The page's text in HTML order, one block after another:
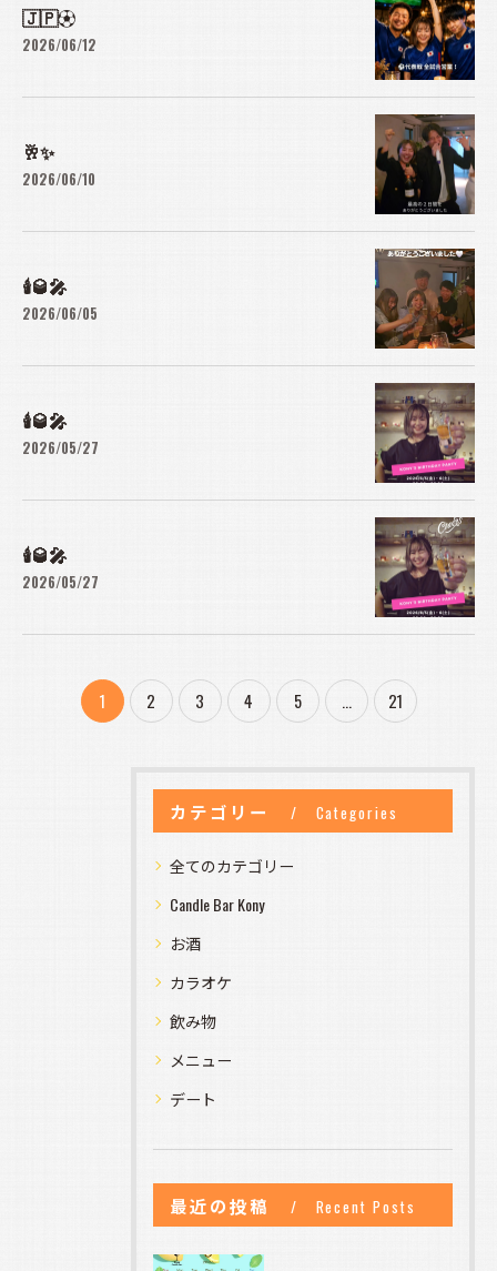
🇯🇵⚽️
2026/06/12
🥂✨
2026/06/10
🕯️🥃🎤
2026/06/05
🕯️🥃🎤
2026/05/27
🕯️🥃🎤
2026/05/27
1 2 3 4 5 ... 21
カテゴリー Categories
全てのカテゴリー
Candle Bar Kony
お酒
カラオケ
飲み物
メニュー
デート
最近の投稿 Recent Posts